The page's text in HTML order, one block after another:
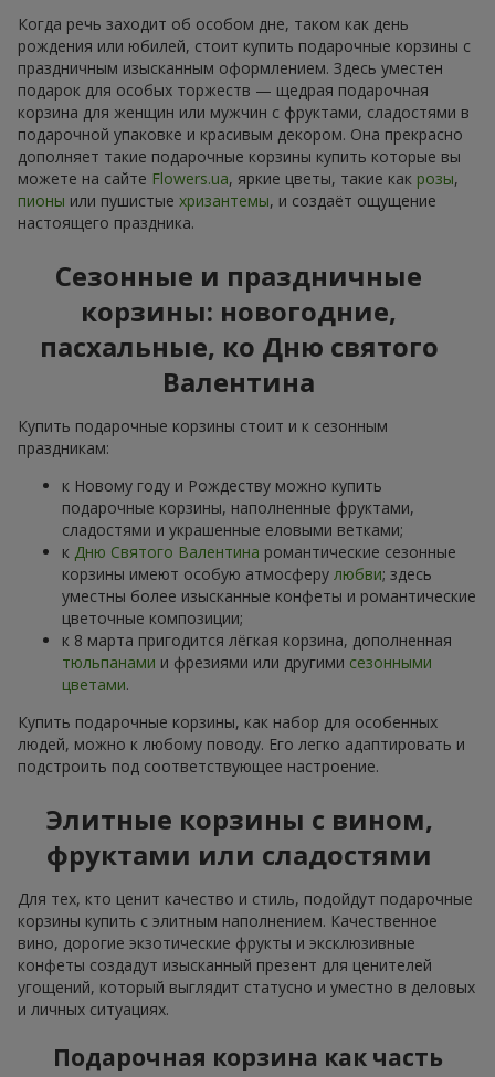
Когда речь заходит об особом дне, таком как день
рождения или юбилей, стоит купить подарочные корзины с
праздничным изысканным оформлением. Здесь уместен
подарок для особых торжеств — щедрая подарочная
корзина для женщин или мужчин с фруктами, сладостями в
подарочной упаковке и красивым декором. Она прекрасно
дополняет такие подарочные корзины купить которые вы
можете на сайте Flowers.ua, яркие цветы, такие как розы,
пионы или пушистые хризантемы, и создаёт ощущение
настоящего праздника.
Сезонные и праздничные
корзины: новогодние,
пасхальные, ко Дню святого
Валентина
Купить подарочные корзины стоит и к сезонным
праздникам:
к Новому году и Рождеству можно купить
подарочные корзины, наполненные фруктами,
сладостями и украшенные еловыми ветками;
к Дню Святого Валентина романтические сезонные
корзины имеют особую атмосферу любви; здесь
уместны более изысканные конфеты и романтические
цветочные композиции;
к 8 марта пригодится лёгкая корзина, дополненная
тюльпанами и фрезиями или другими сезонными
цветами.
Купить подарочные корзины, как набор для особенных
людей, можно к любому поводу. Его легко адаптировать и
подстроить под соответствующее настроение.
Элитные корзины с вином,
фруктами или сладостями
Для тех, кто ценит качество и стиль, подойдут подарочные
корзины купить с элитным наполнением. Качественное
вино, дорогие экзотические фрукты и эксклюзивные
конфеты создадут изысканный презент для ценителей
угощений, который выглядит статусно и уместно в деловых
и личных ситуациях.
Подарочная корзина как часть